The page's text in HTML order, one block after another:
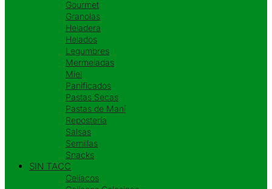
Gourmet
Granolas
Heladera
Helados
Legumbres
Mermeladas
Miel
Panificados
Pastas Secas
Pastas de Maní
Repostería
Salsas
Semillas
Snacks
SIN TACC
Celíacos